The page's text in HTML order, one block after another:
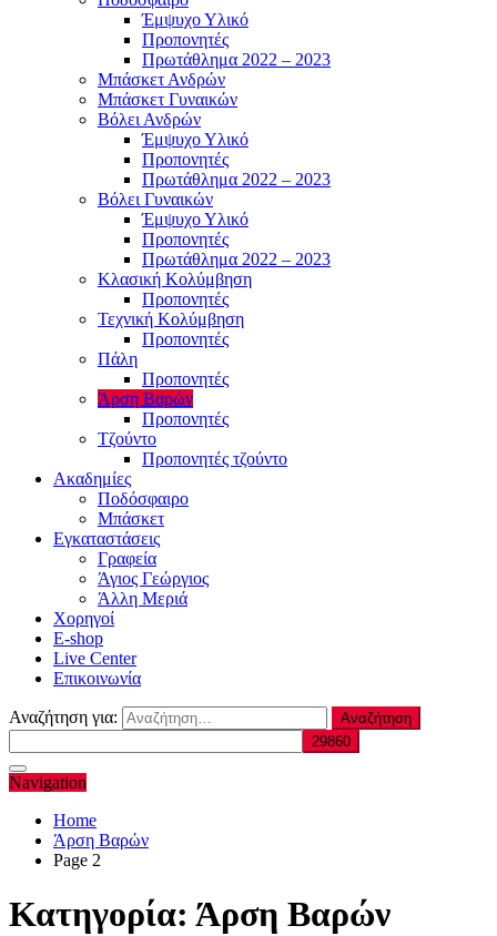
Έμψυχο Υλικό
Προπονητές
Πρωτάθλημα 2022 – 2023
Μπάσκετ Ανδρών
Μπάσκετ Γυναικών
Βόλει Ανδρών
Έμψυχο Υλικό
Προπονητές
Πρωτάθλημα 2022 – 2023
Βόλει Γυναικών
Έμψυχο Υλικό
Προπονητές
Πρωτάθλημα 2022 – 2023
Κλασική Κολύμβηση
Προπονητές
Τεχνική Κολύμβηση
Προπονητές
Πάλη
Προπονητές
Άρση Βαρών
Προπονητές
Τζούντο
Προπονητές τζούντο
Ακαδημίες
Ποδόσφαιρο
Μπάσκετ
Εγκαταστάσεις
Γραφεία
Άγιος Γεώργιος
Άλλη Μεριά
Χορηγοί
E-shop
Live Center
Επικοινωνία
Αναζήτηση για:
Navigation
Home
Άρση Βαρών
Page 2
Κατηγορία: Άρση Βαρών